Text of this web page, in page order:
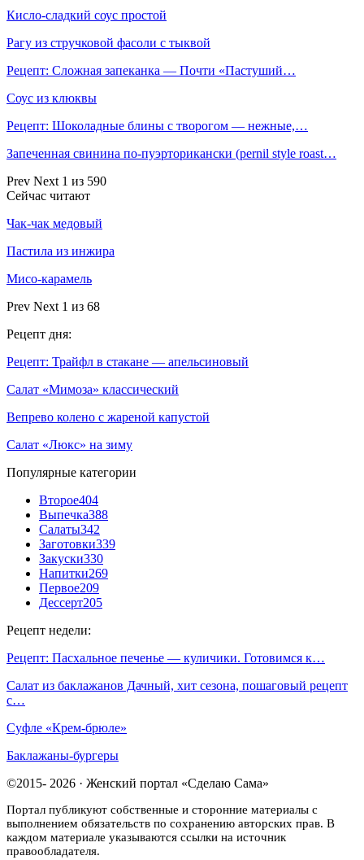
Кисло-сладкий соус простой
Рагу из стручковой фасоли с тыквой
Рецепт: Сложная запеканка — Почти «Пастуший…
Соус из клюквы
Рецепт: Шоколадные блины с творогом — нежные,…
Запеченная свинина по-пуэрторикански (pernil style roast…
Prev Next 1 из 590
Сейчас читают
Чак-чак медовый
Пастила из инжира
Мисо-карамель
Prev Next 1 из 68
Рецепт дня:
Рецепт: Трайфл в стакане — апельсиновый
Салат «Мимоза» классический
Вепрево колено с жареной капустой
Салат «Люкс» на зиму
Популярные категории
Второе404
Выпечка388
Салаты342
Заготовки339
Закуски330
Напитки269
Первое209
Дессерт205
Рецепт недели:
Рецепт: Пасхальное печенье — куличики. Готовимся к…
Салат из баклажанов Дачный, хит сезона, пошаговый рецепт
с…
Суфле «Крем-брюле»
Баклажаны-бургеры
©2015- 2026 · Женский портал «Сделаю Сама»
Портал публикуют собственные и сторонние материалы с
выполнением обязательств по сохранению авторских прав. В
каждом материале указываются ссылки на источник
правообладателя.